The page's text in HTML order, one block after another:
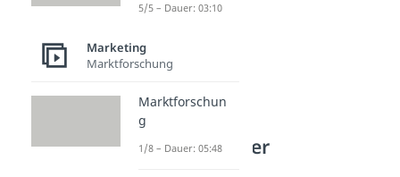
Michael Porter
5/5 – Dauer: 03:10
Marketing
Marktforschung
Marktforschun
g
1/8 – Dauer: 05:48